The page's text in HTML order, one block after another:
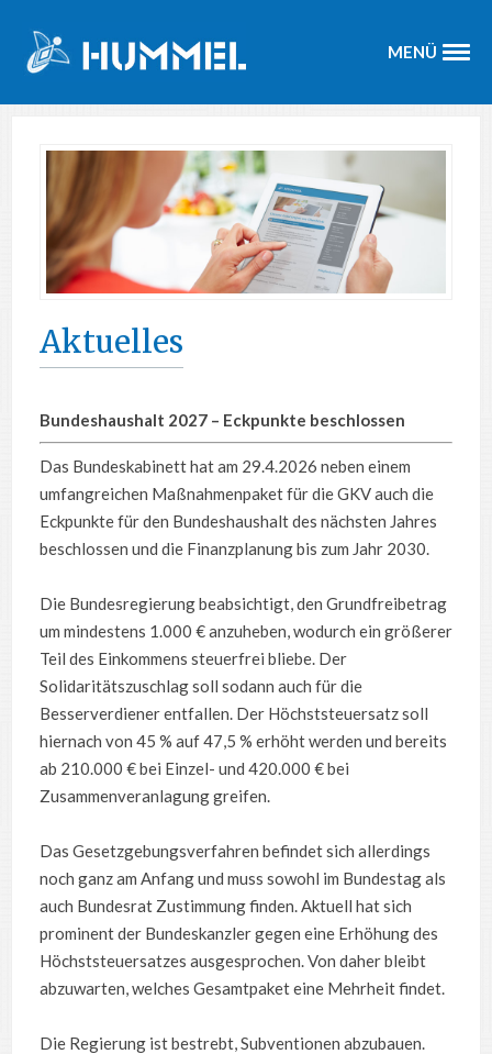
MENÜ
Aktuelles
Bundeshaushalt 2027 – Eckpunkte beschlossen
Das Bundeskabinett hat am 29.4.2026 neben einem
umfangreichen Maßnahmenpaket für die GKV auch die
Eckpunkte für den Bundeshaushalt des nächsten Jahres
beschlossen und die Finanzplanung bis zum Jahr 2030.
Die Bundesregierung beabsichtigt, den Grundfreibetrag
um mindestens 1.000 € anzuheben, wodurch ein größerer
Teil des Einkommens steuerfrei bliebe. Der
Solidaritätszuschlag soll sodann auch für die
Besserverdiener entfallen. Der Höchststeuersatz soll
hiernach von 45 % auf 47,5 % erhöht werden und bereits
ab 210.000 € bei Einzel- und 420.000 € bei
Zusammenveranlagung greifen.
Das Gesetzgebungsverfahren befindet sich allerdings
noch ganz am Anfang und muss sowohl im Bundestag als
auch Bundesrat Zustimmung finden. Aktuell hat sich
prominent der Bundeskanzler gegen eine Erhöhung des
Höchststeuersatzes ausgesprochen. Von daher bleibt
abzuwarten, welches Gesamtpaket eine Mehrheit findet.
Die Regierung ist bestrebt, Subventionen abzubauen.